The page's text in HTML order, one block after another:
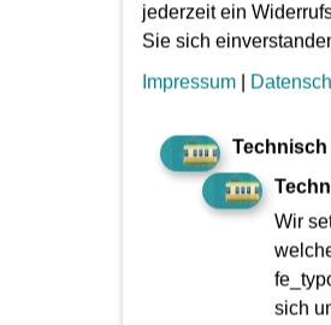
jederzeit ein
Sie sich
Impressum
Wir
sich